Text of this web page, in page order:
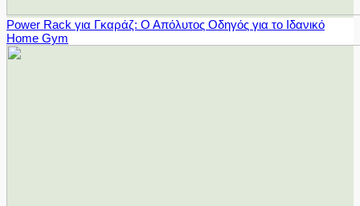
Power Rack για Γκαράζ: Ο Απόλυτος Οδηγός για το Ιδανικό
Home Gym